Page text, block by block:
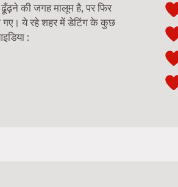
की जगह मालूम है, पर फिर
ये रहे शहर में डेटिंग के कुछ
: